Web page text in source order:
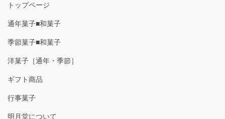
トップページ
通年菓子■和菓子
季節菓子■和菓子
洋菓子［通年・季節］
ギフト商品
行事菓子
明月堂について